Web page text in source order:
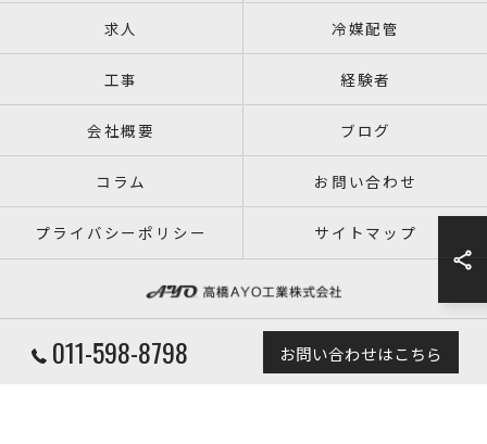
011-598-8798 お問い合わせはこちら
求人 冷媒配管
工事 経験者
会社概要 ブログ
コラム お問い合わせ
プライバシーポリシー サイトマップ
© 2026 北海道札幌の空調設備なら高橋AYO工業株式会社 ALL RIGHTS RESERVED.